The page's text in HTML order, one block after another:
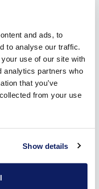
and ads, to
to analyse our traffic.
use of our site with
analytics partners who
that you’ve
from your use
Show details
plaatst ze eenvoudig
is om de binnenmuur te
van je woning niet
in je interieur
montage is er aan de
van de voorplaat van de
Het is namelijk bijna